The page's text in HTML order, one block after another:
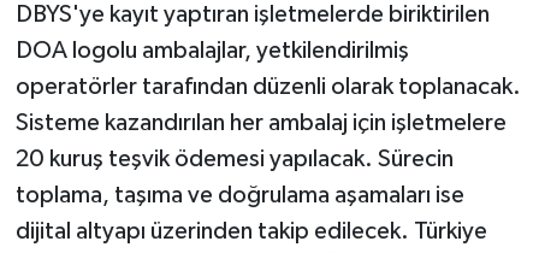
DBYS'ye kayıt yaptıran işletmelerde biriktirilen
DOA logolu ambalajlar, yetkilendirilmiş
operatörler tarafından düzenli olarak toplanacak.
Sisteme kazandırılan her ambalaj için işletmelere
20 kuruş teşvik ödemesi yapılacak. Sürecin
toplama, taşıma ve doğrulama aşamaları ise
dijital altyapı üzerinden takip edilecek. Türkiye